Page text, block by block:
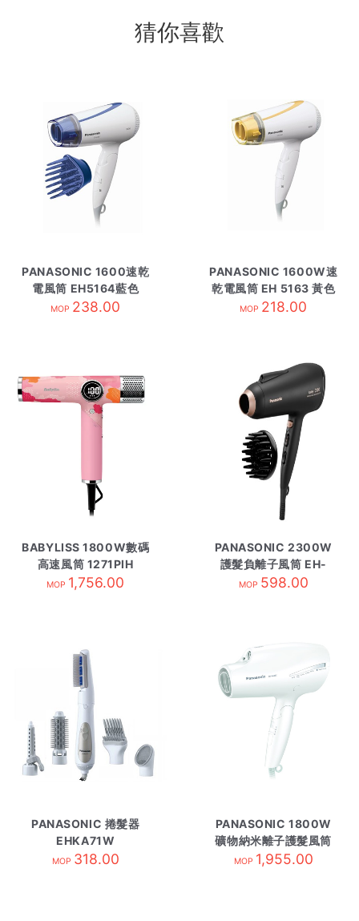
猜你喜歡
PANASONIC 1600速乾
電風筒 EH5164藍色
MOP 238.00
PANASONIC 1600W速
乾電風筒 EH 5163 黃色
MOP 218.00
BABYLISS 1800W數碼
高速風筒 1271PIH
MOP 1,756.00
PANASONIC 2300W
護髮負離子風筒 EH-
NE86 黑色
MOP 598.00
PANASONIC 捲髮器
EHKA71W
MOP 318.00
PANASONIC 1800W
礦物納米離子護髮風筒
EHNA98C/W白
MOP 1,955.00